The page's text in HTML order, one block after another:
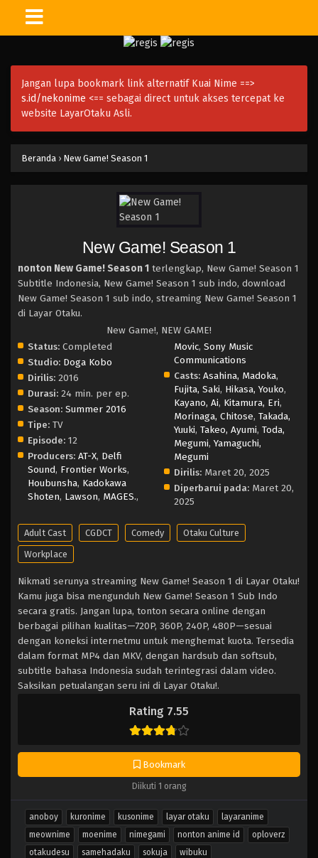
Jangan lupa bookmark link alternatif Kuai Nime ==>
s.id/nekonime <== sebagai direct untuk akses tercepat ke
website LayarOtaku Asli.
Beranda › New Game! Season 1
Rating 7.55
Bookmark
Diikuti 1 orang
New Game! Season 1
nonton New Game! Season 1 terlengkap, New Game! Season 1
Subtitle Indonesia, New Game! Season 1 sub indo, download
New Game! Season 1 sub indo, streaming New Game! Season 1
di Layar Otaku.
New Game!, NEW GAME!
Status: Completed
Studio: Doga Kobo
Dirilis: 2016
Durasi: 24 min. per ep.
Season: Summer 2016
Tipe: TV
Episode: 12
Producers: AT-X, Delfi
Sound, Frontier Works,
Houbunsha, Kadokawa
Shoten, Lawson, MAGES.,
Movic,Sony Music
Communications
Casts: Asahina, Madoka,
Fujita, Saki, Hikasa, Youko,
Kayano, Ai, Kitamura, Eri,
Morinaga, Chitose,Takada,
Yuuki,Takeo, Ayumi,Toda,
Megumi,Yamaguchi,
Megumi
Dirilis: Maret 20, 2025
Diperbarui pada: Maret 20,
2025
Adult Cast CGDCT Comedy
Otaku Culture
Workplace
Nikmati serunya streaming New Game! Season 1 di Layar Otaku!
Kamu juga bisa mengunduh New Game! Season 1 Sub Indo
secara gratis. Jangan lupa, tonton secara online dengan
berbagai pilihan kualitas—720P, 360P, 240P, 480P—sesuai
dengan koneksi internetmu untuk menghemat kuota. Tersedia
dalam format MP4 dan MKV, dengan hardsub dan softsub,
subtitle bahasa Indonesia sudah terintegrasi dalam video.
Saksikan petualangan seru ini di Layar Otaku!.
anoboy kuronime kusonime layar otaku
layaranime
meownime
moenime nimegami nonton anime id
oploverz
otakudesu
samehadaku sokuja wibuku